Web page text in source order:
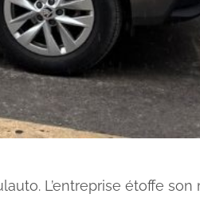
L’entreprise étoffe son